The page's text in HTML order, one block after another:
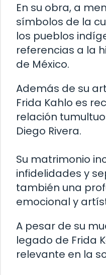
En su obra, a
símbolos de la
los pueblos
referencias a la
de México.
Además de su
Frida Kahlo es
relación
Diego Rivera.
Su matrimonio
infidelidades y
también una
emocional y
A pesar de su
legado de Frida
relevante en la